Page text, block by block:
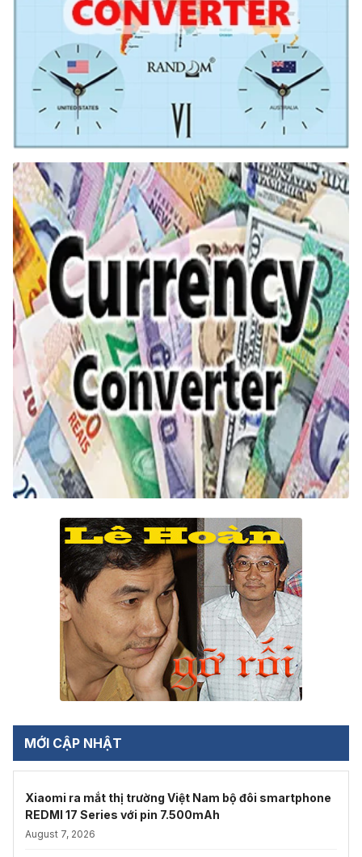
MỚI CẬP NHẬT
Xiaomi ra mắt thị trường Việt Nam bộ đôi smartphone
REDMI 17 Series với pin 7.500mAh
August 7, 2026